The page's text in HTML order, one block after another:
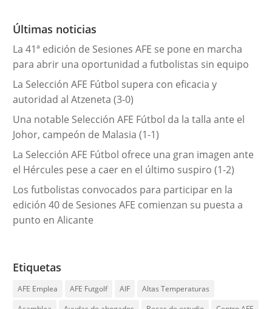
r
a
s
Últimas noticias
La 41ª edición de Sesiones AFE se pone en marcha
para abrir una oportunidad a futbolistas sin equipo
La Selección AFE Fútbol supera con eficacia y
autoridad al Atzeneta (3-0)
Una notable Selección AFE Fútbol da la talla ante el
Johor, campeón de Malasia (1-1)
La Selección AFE Fútbol ofrece una gran imagen ante
el Hércules pese a caer en el último suspiro (1-2)
Los futbolistas convocados para participar en la
edición 40 de Sesiones AFE comienzan su puesta a
punto en Alicante
Etiquetas
AFE Emplea AFE Futgolf AIF
Altas Temperaturas